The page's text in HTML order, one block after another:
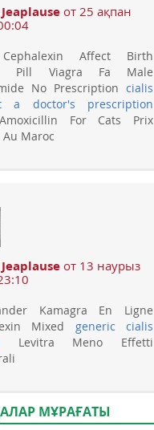
Jeaplause от 25 ақпан
Affect Birth
Pill Viagra Fa Male
No Prescription cialis
a doctor's prescription
For Cats Prix
Au Maroc
Jeaplause от 13 наурыз
Kamagra En Ligne
Mixed generic cialis
Levitra Meno Effetti
МҰРАҒАТЫ